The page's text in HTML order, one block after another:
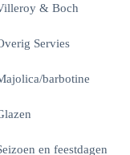
& Boch
Servies
barbotine
en feestdagen